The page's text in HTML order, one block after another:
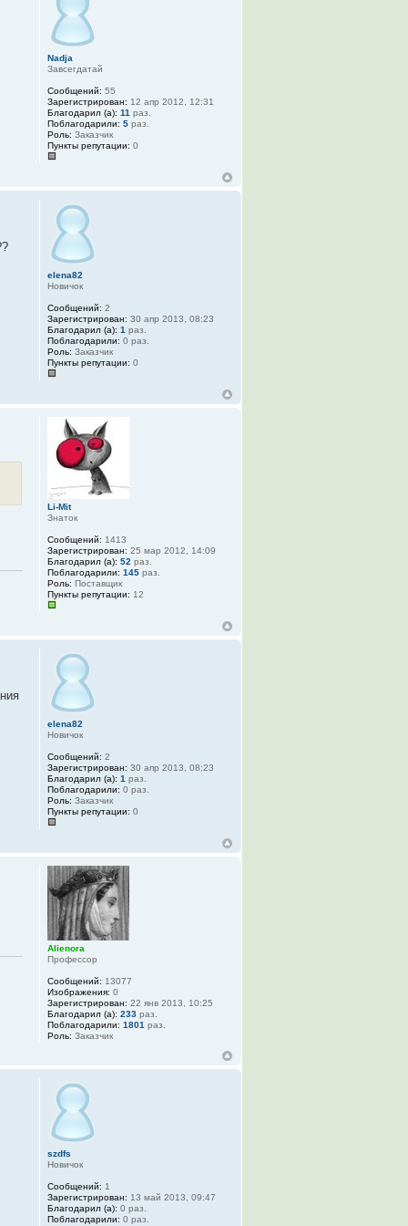
Nadja
Завсегдатай
Сообщений: 55
Зарегистрирован: 12 апр 2012, 12:31
Благодарил (а): 11 раз.
Поблагодарили: 5 раз.
Роль: Заказчик
Пункты репутации: 0
elena82
Новичок
Сообщений: 2
Зарегистрирован: 30 апр 2013, 08:23
Благодарил (а): 1 раз.
Поблагодарили: 0 раз.
Роль: Заказчик
Пункты репутации: 0
Li-Mit
Знаток
Сообщений: 1413
Зарегистрирован: 25 мар 2012, 14:09
Благодарил (а): 52 раз.
Поблагодарили: 145 раз.
Роль: Поставщик
Пункты репутации: 12
elena82
Новичок
Сообщений: 2
Зарегистрирован: 30 апр 2013, 08:23
Благодарил (а): 1 раз.
Поблагодарили: 0 раз.
Роль: Заказчик
Пункты репутации: 0
Alienora
Профессор
Сообщений: 13077
Изображения: 0
Зарегистрирован: 22 янв 2013, 10:25
Благодарил (а): 233 раз.
Поблагодарили: 1801 раз.
Роль: Заказчик
szdfs
Новичок
Сообщений: 1
Зарегистрирован: 13 май 2013, 09:47
Благодарил (а): 0 раз.
Поблагодарили: 0 раз.